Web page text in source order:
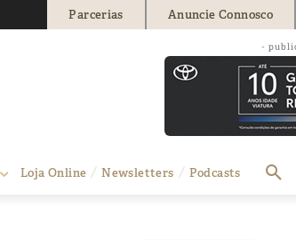
Parcerias Anuncie Connosco
-
Loja Online Newsletters Podcasts